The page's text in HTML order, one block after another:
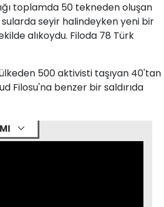
toplamda 50 tekneden oluşan
sularda seyir halindeyken yeni bir
alıkoydu. Filoda 78 Türk
500 aktivisti taşıyan 40'tan
Filosu'na benzer bir saldırıda